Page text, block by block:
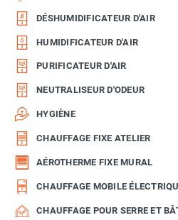
DÉSHUMIDIFICATEUR D'AIR
HUMIDIFICATEUR D'AIR
PURIFICATEUR D'AIR
NEUTRALISEUR D'ODEUR
HYGIÈNE
CHAUFFAGE FIXE ATELIER
AÉROTHERME FIXE MURAL
CHAUFFAGE MOBILE
CHAUFFAGE POUR SERRE ET